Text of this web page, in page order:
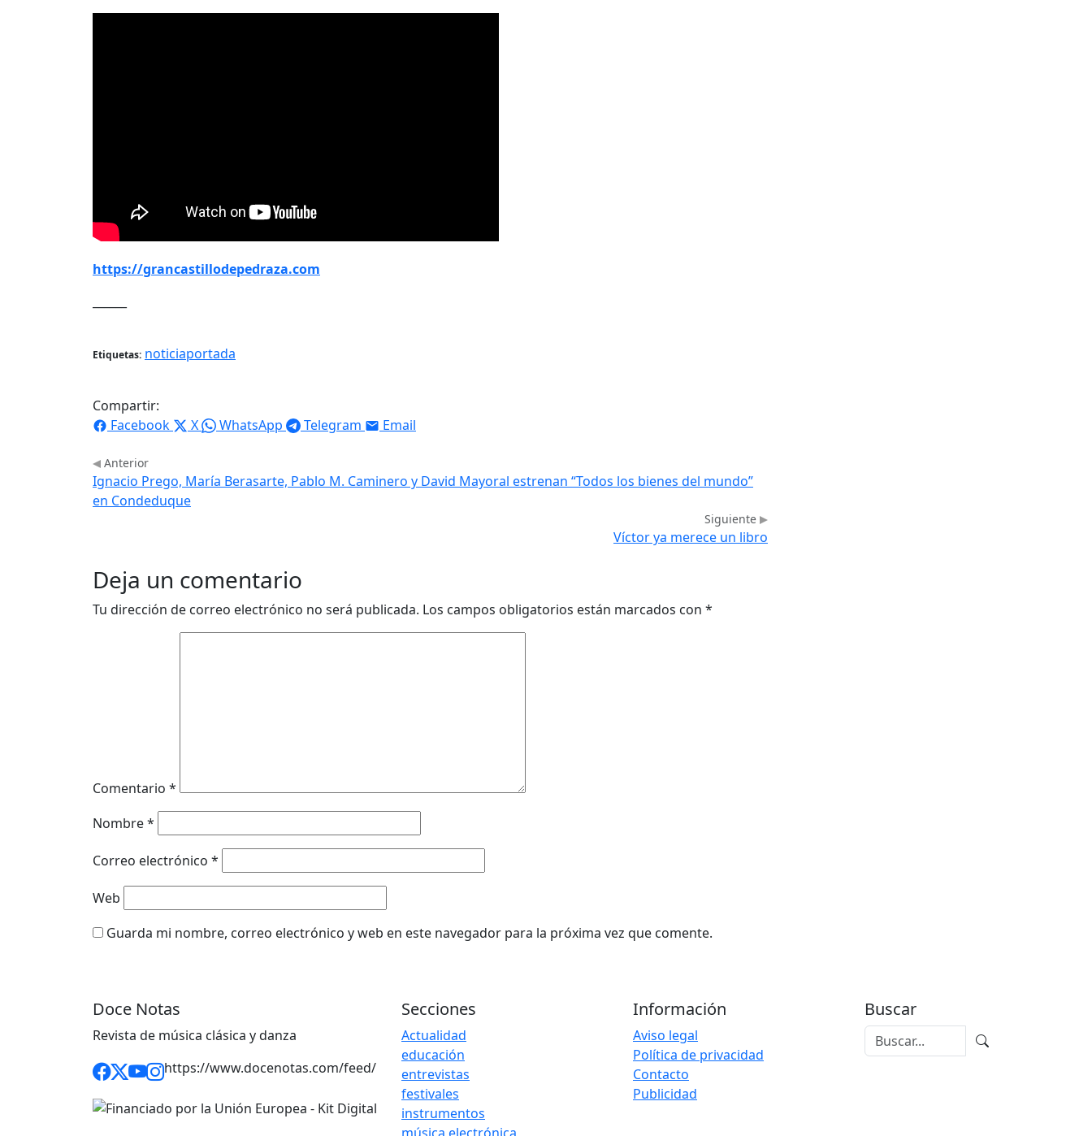
https://grancastillodepedraza.com
Etiquetas: noticiaportada
Compartir:
Facebook
X WhatsApp Telegram Email
Anterior
Ignacio Prego, María Berasarte, Pablo M. Caminero y David Mayoral estrenan “Todos los bienes del mundo”
en Condeduque
Siguiente
Víctor ya merece un libro
Deja un comentario
Tu dirección de correo electrónico no será publicada. Los campos obligatorios están marcados con *
Comentario *
Nombre*
Correo electrónico *
Web
Guarda mi nombre, correo electrónico y web en este navegador para la próxima vez que comente.
Doce Notas
Revista de música clásica y danza
https://www.docenotas.com/feed/
Secciones
Actualidad
educación
entrevistas
festivales
instrumentos
Información
Aviso legal
Política de privacidad
Contacto
Publicidad
Buscar